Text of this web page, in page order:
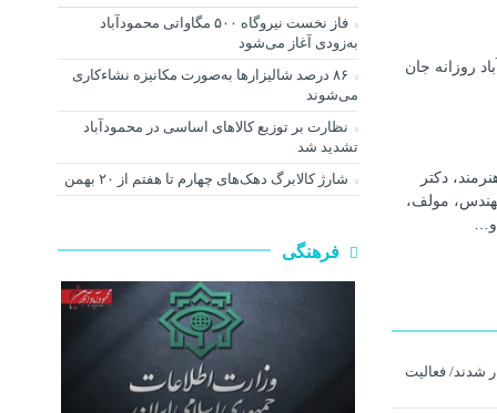
روزانه جان
دکتر
مولف،
شدند/ فعالیت
فاز نخست نیروگاه ۵۰۰ مگاواتی محمودآباد
به‌زودی آغاز می‌شود
۸۶ درصد شالیزارها به‌صورت مکانیزه نشاءکاری
می‌شوند
نظارت بر توزیع کالا‌های اساسی در محمودآباد
تشدید شد
شارژ کالابرگ دهک‌های چهارم تا هفتم از ۲۰ بهمن
فرهنگی